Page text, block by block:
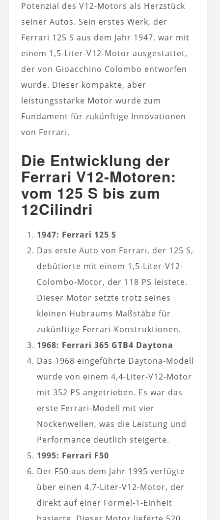
Potenzial des V12-Motors als Herzstück
seiner Autos. Sein erstes Werk, der
Ferrari 125 S aus dem Jahr 1947, war mit
einem 1,5-Liter-V12-Motor ausgestattet,
der von Gioacchino Colombo entworfen
wurde. Dieser kompakte, aber
leistungsstarke Motor wurde zum
Fundament für zukünftige Innovationen
von Ferrari.
Die Entwicklung der
Ferrari V12-Motoren:
vom 125 S bis zum
12Cilindri
1947: Ferrari 125 S
Das erste Auto von Ferrari, der 125 S,
debütierte mit einem 1,5-Liter-V12-
Colombo-Motor, der 118 PS leistete.
Dieser Motor setzte trotz seines
kleinen Hubraums Maßstäbe für
zukünftige Ferrari-Konstruktionen.
1968: Ferrari 365 GTB4 Daytona
Das 1968 eingeführte Daytona-Modell
wurde von einem 4,4-Liter-V12-Motor
mit 352 PS angetrieben. Es war das
erste Ferrari-Modell mit vier
Nockenwellen, was die Leistung und
Performance deutlich steigerte.
1995: Ferrari F50
Der F50 aus dem Jahr 1995 verfügte
über einen 4,7-Liter-V12-Motor, der
direkt auf einer Formel-1-Einheit